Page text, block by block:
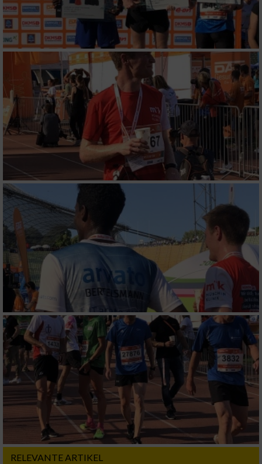
RELEVANTE ARTIKEL
Funktional
Werbung